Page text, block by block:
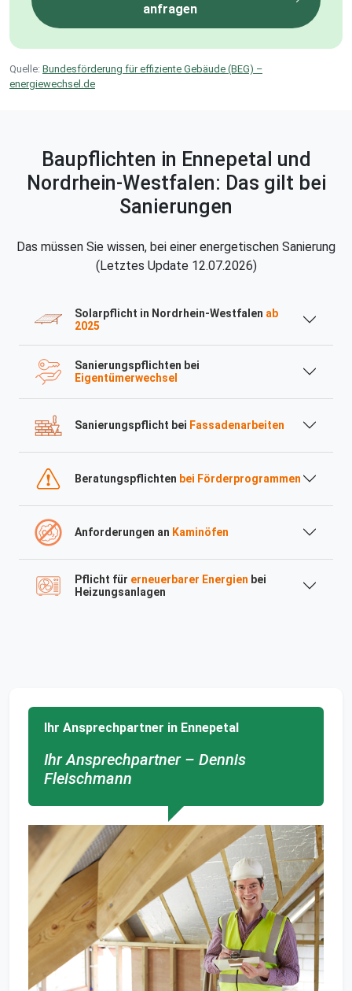
anfragen
Quelle: Bundesförderung für effiziente Gebäude (BEG) –
energiewechsel.de
Baupflichten in Ennepetal und
Nordrhein-Westfalen: Das gilt bei
Sanierungen
Das müssen Sie wissen, bei einer energetischen Sanierung
(Letztes Update 12.07.2026)
Solarpflicht in Nordrhein-Westfalen ab
2025
Sanierungspflichten bei
Eigentümerwechsel
Sanierungspflicht bei Fassadenarbeiten
Beratungspflichten bei Förderprogrammen
Anforderungen an Kaminöfen
Pflicht für erneuerbarer Energien bei
Heizungsanlagen
Ihr Ansprechpartner in Ennepetal
Ihr Ansprechpartner – Dennis
Fleischmann